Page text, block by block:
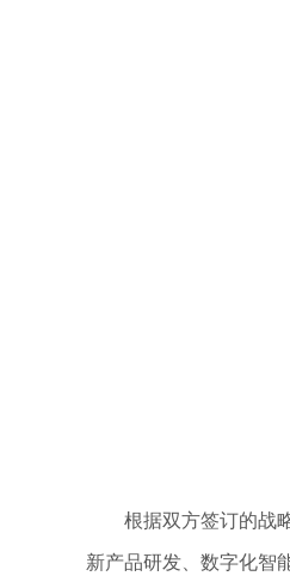
根据双方签订的战略
新产品研发、数字化智